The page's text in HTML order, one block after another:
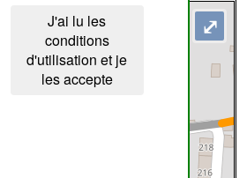
J'ai lu les
conditions
d'utilisation et je
les accepte
⤢